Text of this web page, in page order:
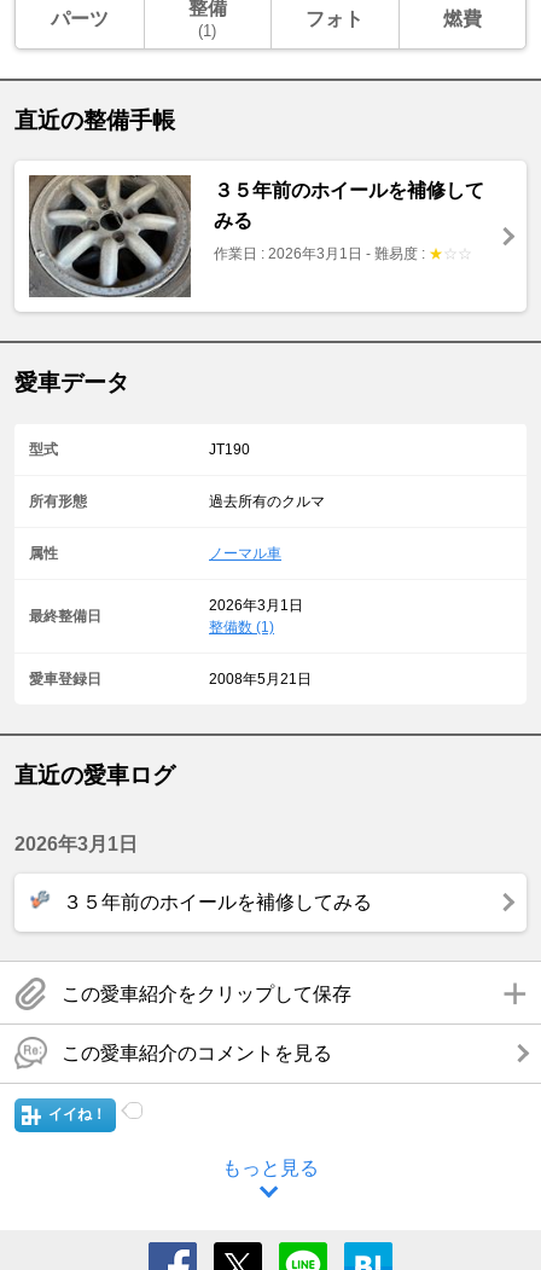
パーツ 整備
(1)
フォト 燃費
直近の整備手帳
３５年前のホイールを補修して
みる
作業日 : 2026年3月1日 - 難易度 : ★ ☆ ☆
愛車データ
型式 JT190
所有形態 過去所有のクルマ
属性 ノーマル車
最終整備日
2026年3月1日
整備数 (1)
愛車登録日 2008年5月21日
直近の愛車ログ
2026年3月1日
３５年前のホイールを補修してみる
この愛車紹介をクリップして保存
この愛車紹介のコメントを見る
イイね！
もっと見る